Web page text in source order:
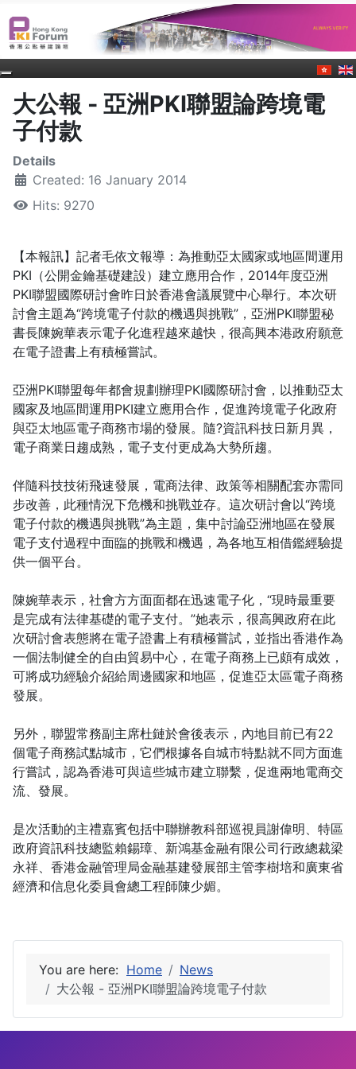
大公報 - 亞洲PKI聯盟論跨境電
子付款
Details
Created: 16 January 2014
Hits: 9270
【本報訊】記者毛依文報導：為推動亞太國家或地區間運用
PKI（公開金鑰基礎建設）建立應用合作，2014年度亞洲
PKI聯盟國際研討會昨日於香港會議展覽中心舉行。本次研
討會主題為“跨境電子付款的機遇與挑戰”，亞洲PKI聯盟秘
書長陳婉華表示電子化進程越來越快，很高興本港政府願意
在電子證書上有積極嘗試。
亞洲PKI聯盟每年都會規劃辦理PKI國際研討會，以推動亞太
國家及地區間運用PKI建立應用合作，促進跨境電子化政府
與亞太地區電子商務市場的發展。隨?資訊科技日新月異，
電子商業日趨成熟，電子支付更成為大勢所趨。
伴隨科技技術飛速發展，電商法律、政策等相關配套亦需同
步改善，此種情況下危機和挑戰並存。這次研討會以“跨境
電子付款的機遇與挑戰”為主題，集中討論亞洲地區在發展
電子支付過程中面臨的挑戰和機遇，為各地互相借鑑經驗提
供一個平台。
陳婉華表示，社會方方面面都在迅速電子化，“現時最重要
是完成有法律基礎的電子支付。”她表示，很高興政府在此
次研討會表態將在電子證書上有積極嘗試，並指出香港作為
一個法制健全的自由貿易中心，在電子商務上已頗有成效，
可將成功經驗介紹給周邊國家和地區，促進亞太區電子商務
發展。
另外，聯盟常務副主席杜鏈於會後表示，內地目前已有22
個電子商務試點城市，它們根據各自城市特點就不同方面進
行嘗試，認為香港可與這些城市建立聯繫，促進兩地電商交
流、發展。
是次活動的主禮嘉賓包括中聯辦教科部巡視員謝偉明、特區
政府資訊科技總監賴錫璋、新鴻基金融有限公司行政總裁梁
永祥、香港金融管理局金融基建發展部主管李樹培和廣東省
經濟和信息化委員會總工程師陳少媚。
You are here: Home
News
大公報 - 亞洲PKI聯盟論跨境電子付款